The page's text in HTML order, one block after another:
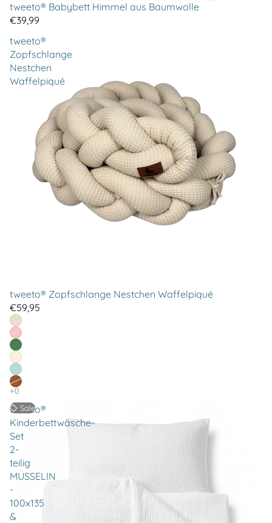
tweeto® Babybett Himmel aus Baumwolle
€39,99
tweeto®
Zopfschlange
Nestchen
Waffelpiqué
tweeto® Zopfschlange Nestchen Waffelpiqué
€59,95
tweeto®
Kinderbettwäsche-
Set
2-
teilig
MUSSELIN
-
100x135
&
Sale